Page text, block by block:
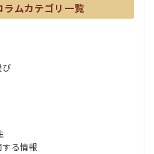
ラムカテゴリ一覧
る情報